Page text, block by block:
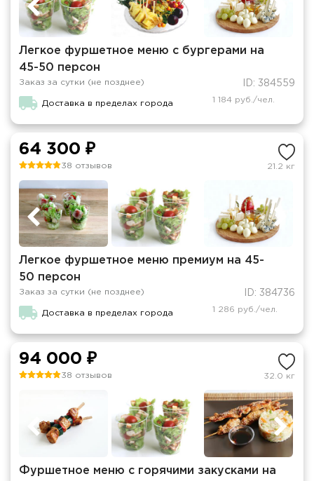
Легкое фуршетное меню с бургерами на
45-50 персон
Заказ за сутки (не позднее) ID: 384559
Доставка в пределах города 1 184 руб./чел.
64 300 ₽
38 отзывов 21.2 кг
Легкое фуршетное меню премиум на 45-
50 персон
Заказ за сутки (не позднее) ID: 384736
Доставка в пределах города 1 286 руб./чел.
94 000 ₽
38 отзывов 32.0 кг
Фуршетное меню с горячими закусками на